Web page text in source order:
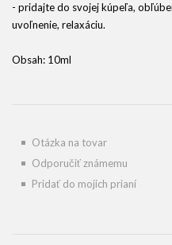
- pridajte do svojej kúpeľa,
uvoľnenie, relaxáciu.
Obsah: 10ml
Otázka na tovar
Odporučiť známemu
Pridať do mojich prianí